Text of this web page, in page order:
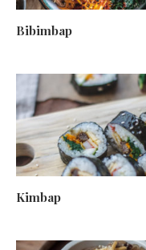
Bibimbap
Kimbap